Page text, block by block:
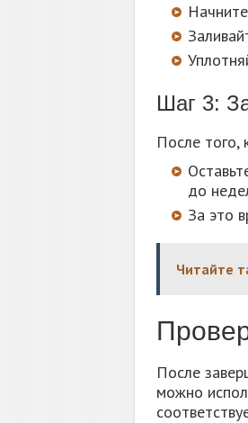
Шаг 3:
После того,
до
За это
Читайте
После
можно